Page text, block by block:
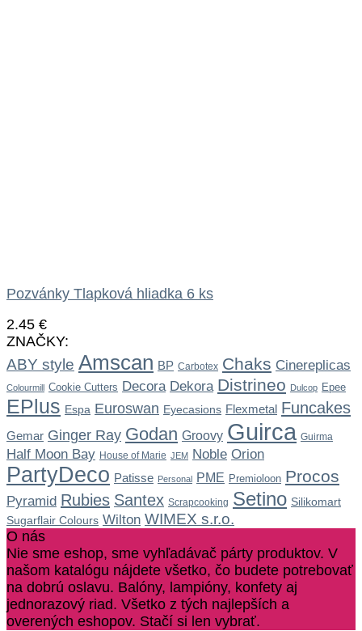
Pozvánky Tlapková hliadka 6 ks
2.45 €
ZNAČKY:
ABY style Amscan BP Carbotex Chaks Cinereplicas
Colourmill Cookie Cutters Decora Dekora Distrineo Dulcop Epee
EPlus Espa Euroswan Eyecasions Flexmetal Funcakes
Gemar Ginger Ray Godan Groovy Guirca Guirma
Half Moon Bay House of Marie JEM Noble Orion
PartyDeco Patisse Personal PME Premioloon Procos
Pyramid Rubies Santex Scrapcooking Setino Silikomart
Sugarflair Colours Wilton WIMEX s.r.o.
O nás
Nie sme eshop, sme vyhľadávač párty produktov. V
našom katalógu nájdete všetko, čo budete potrebovať
na dobrú oslavu. Balóny, lampióny, konfety aj
jednorazový riad. Všetko z tých najlepších a
overených eshopov. Stačí si len vybrať.